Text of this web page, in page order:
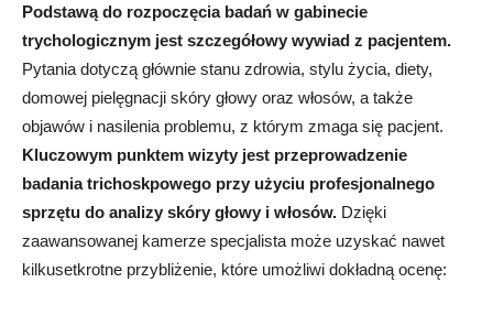
Podstawą do rozpoczęcia badań w gabinecie
trychologicznym jest szczegółowy wywiad z pacjentem.
Pytania dotyczą głównie stanu zdrowia, stylu życia, diety,
domowej pielęgnacji skóry głowy oraz włosów, a także
objawów i nasilenia problemu, z którym zmaga się pacjent.
Kluczowym punktem wizyty jest przeprowadzenie
badania trichoskpowego przy użyciu profesjonalnego
sprzętu do analizy skóry głowy i włosów. Dzięki
zaawansowanej kamerze specjalista może uzyskać nawet
kilkusetkrotne przybliżenie, które umożliwi dokładną ocenę: